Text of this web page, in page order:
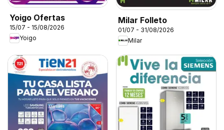
Yoigo Ofertas
15/07 - 15/08/2026
Yoigo
Milar Folleto
01/07 - 31/08/2026
Milar